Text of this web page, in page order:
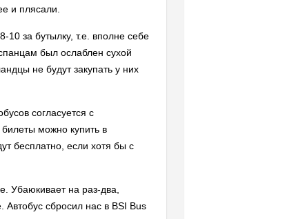
и плясали.
за бутылку, т.е. вполне себе
был ослаблен сухой
не будут закупать у них
согласуется с
билеты можно купить в
бесплатно, если хотя бы с
Убаюкивает на раз-два,
Автобус сбросил нас в BSI Bus